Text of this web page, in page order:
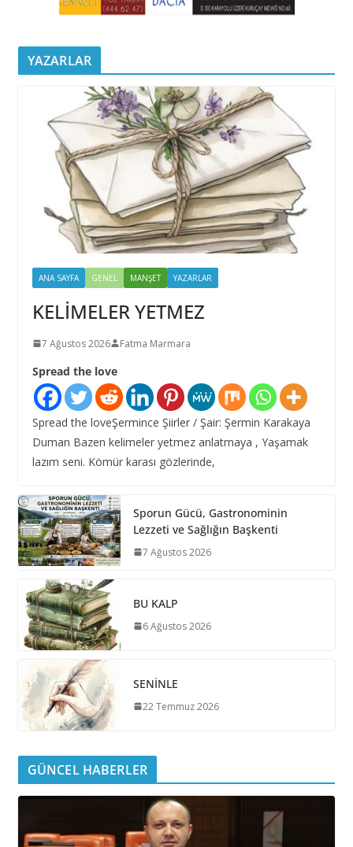
YAZARLAR
ANA SAYFA GENEL MANŞET YAZARLAR
KELİMELER YETMEZ
7 Ağustos 2026 Fatma Marmara
Spread the love
Spread the loveŞermince Şiirler / Şair: Şermin Karakaya
Duman Bazen kelimeler yetmez anlatmaya , Yaşamak
lazım seni. Kömür karası gözlerinde,
Sporun Gücü, Gastronominin
Lezzeti ve Sağlığın Başkenti
7 Ağustos 2026
BU KALP
6 Ağustos 2026
SENİNLE
22 Temmuz 2026
GÜNCEL HABERLER